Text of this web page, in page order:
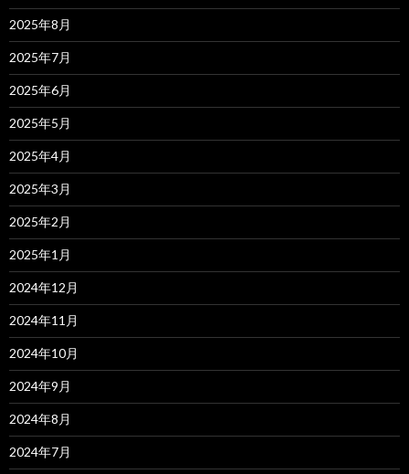
2025年8月
2025年7月
2025年6月
2025年5月
2025年4月
2025年3月
2025年2月
2025年1月
2024年12月
2024年11月
2024年10月
2024年9月
2024年8月
2024年7月